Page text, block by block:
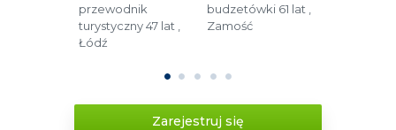
przewodnik
turystyczny 47 lat ,
Łódź
budzetówki 61 lat ,
Zamość
1 2 3 4 5
Zarejestruj się